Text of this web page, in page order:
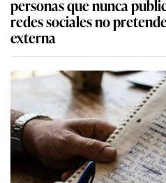
personas que nunca
redes sociales no
externa